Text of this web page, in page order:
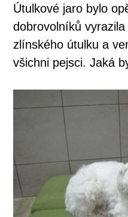
Útulkové jaro bylo
dobrovolníků
zlínského útulku a
všichni pejsci. Jaká